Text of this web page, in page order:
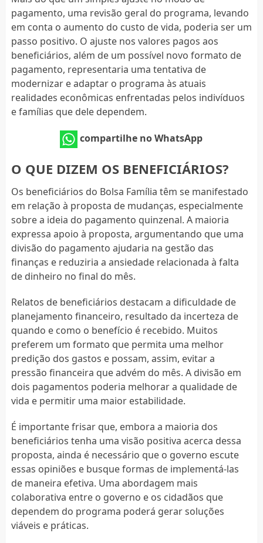
pagamento, uma revisão geral do programa, levando
em conta o aumento do custo de vida, poderia ser um
passo positivo. O ajuste nos valores pagos aos
beneficiários, além de um possível novo formato de
pagamento, representaria uma tentativa de
modernizar e adaptar o programa às atuais
realidades econômicas enfrentadas pelos indivíduos
e famílias que dele dependem.
compartilhe no WhatsApp
O QUE DIZEM OS BENEFICIÁRIOS?
Os beneficiários do Bolsa Família têm se manifestado
em relação à proposta de mudanças, especialmente
sobre a ideia do pagamento quinzenal. A maioria
expressa apoio à proposta, argumentando que uma
divisão do pagamento ajudaria na gestão das
finanças e reduziria a ansiedade relacionada à falta
de dinheiro no final do mês.
Relatos de beneficiários destacam a dificuldade de
planejamento financeiro, resultado da incerteza de
quando e como o benefício é recebido. Muitos
preferem um formato que permita uma melhor
predição dos gastos e possam, assim, evitar a
pressão financeira que advém do mês. A divisão em
dois pagamentos poderia melhorar a qualidade de
vida e permitir uma maior estabilidade.
É importante frisar que, embora a maioria dos
beneficiários tenha uma visão positiva acerca dessa
proposta, ainda é necessário que o governo escute
essas opiniões e busque formas de implementá-las
de maneira efetiva. Uma abordagem mais
colaborativa entre o governo e os cidadãos que
dependem do programa poderá gerar soluções
viáveis e práticas.